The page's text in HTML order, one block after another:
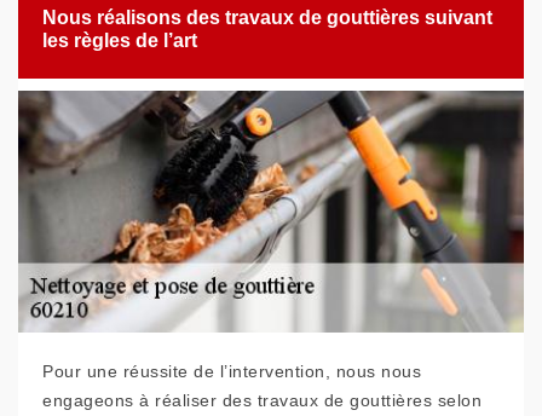
Nous réalisons des travaux de gouttières suivant
les règles de l’art
Pour une réussite de l’intervention, nous nous
engageons à réaliser des travaux de gouttières selon